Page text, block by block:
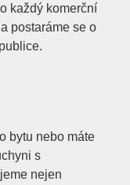
každý komerční
postaráme se o
bytu nebo máte
s
nejen